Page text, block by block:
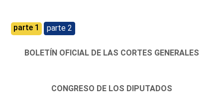
parte 1 parte 2
BOLETÍN OFICIAL DE LAS CORTES GENERALES
CONGRESO DE LOS DIPUTADOS